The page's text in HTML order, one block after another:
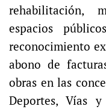
rehabilitación,
espacios
reconocimiento
abono de
obras en las
Deportes, Vías y